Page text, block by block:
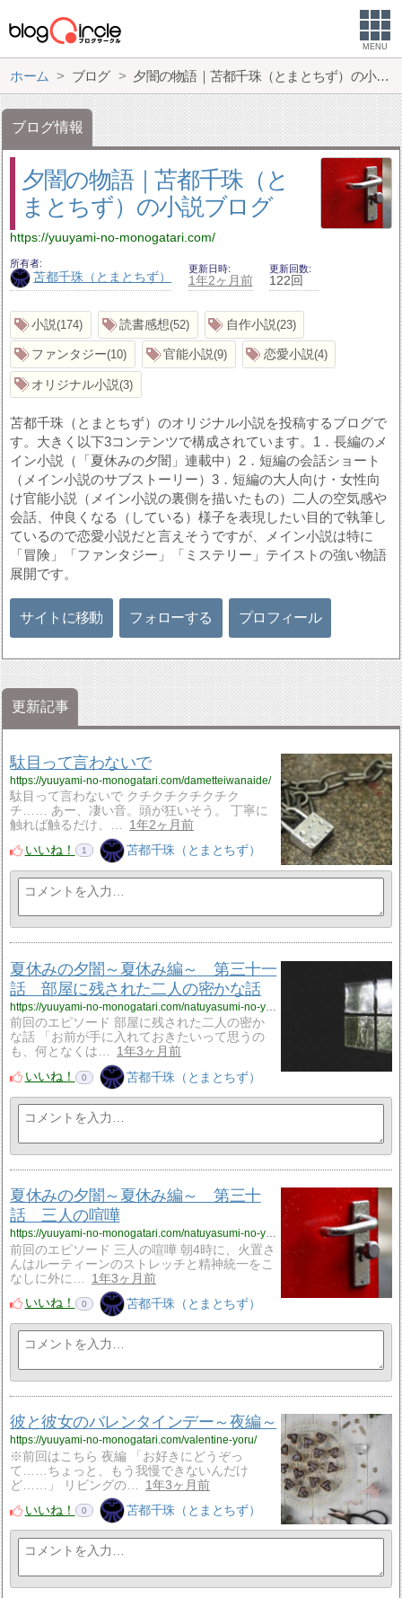
MENU
ホーム ブログ 夕闇の物語｜苫都千珠（とまとちず）の小説ブログ
ブログ情報
夕闇の物語｜苫都千珠（と
まとちず）の小説ブログ
https://yuuyami-no-monogatari.com/
所有者
苫都千珠（とまとちず）
更新日時
1年2ヶ月前
更新回数
122回
小説 174 読書感想 52 自作小説 23
ファンタジー 10 官能小説 9 恋愛小説 4
オリジナル小説 3
苫都千珠（とまとちず）のオリジナル小説を投稿するブログで
す。大きく以下3コンテンツで構成されています。1．長編のメ
イン小説（「夏休みの夕闇」連載中）2．短編の会話ショート
（メイン小説のサブストーリー）3．短編の大人向け・女性向
け官能小説（メイン小説の裏側を描いたもの）二人の空気感や
会話、仲良くなる（している）様子を表現したい目的で執筆し
ているので恋愛小説だと言えそうですが、メイン小説は特に
「冒険」「ファンタジー」「ミステリー」テイストの強い物語
展開です。
サイトに移動 フォローする プロフィール
更新記事
駄目って言わないで
https://yuuyami-no-monogatari.com/dametteiwanaide/
駄目って言わないで クチクチクチクチク
チ…… あー、凄い音。頭が狂いそう。 丁寧に
触れば触るだけ、…
1年2ヶ月前
いいね！
1 苫都千珠（とまとちず）
夏休みの夕闇～夏休み編～ 第三十一
話 部屋に残された二人の密かな話
https://yuuyami-no-monogatari.com/natuyasumi-no-yuuyami-natuyasumi31/
前回のエピソード 部屋に残された二人の密か
な話 「お前が手に入れておきたいって思うの
も、何となくは…
1年3ヶ月前
いいね！
0 苫都千珠（とまとちず）
夏休みの夕闇～夏休み編～ 第三十
話 三人の喧嘩
https://yuuyami-no-monogatari.com/natuyasumi-no-yuuyami-natuyasumi30/
前回のエピソード 三人の喧嘩 朝4時に、火置さ
んはルーティーンのストレッチと精神統一をこ
なしに外に…
1年3ヶ月前
いいね！
0 苫都千珠（とまとちず）
彼と彼女のバレンタインデー～夜編～
https://yuuyami-no-monogatari.com/valentine-yoru/
※前回はこちら 夜編 「お好きにどうぞっ
て……ちょっと、もう我慢できないんだけ
ど……」 リビングの…
1年3ヶ月前
いいね！
0 苫都千珠（とまとちず）